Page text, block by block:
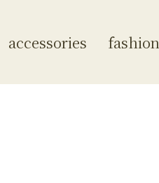
accessories fashion